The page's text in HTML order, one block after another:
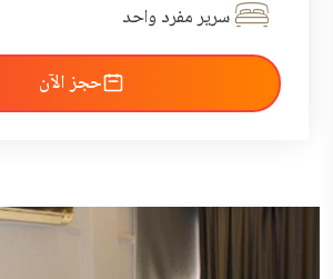
سرير مفرد واحد
احجز الآن